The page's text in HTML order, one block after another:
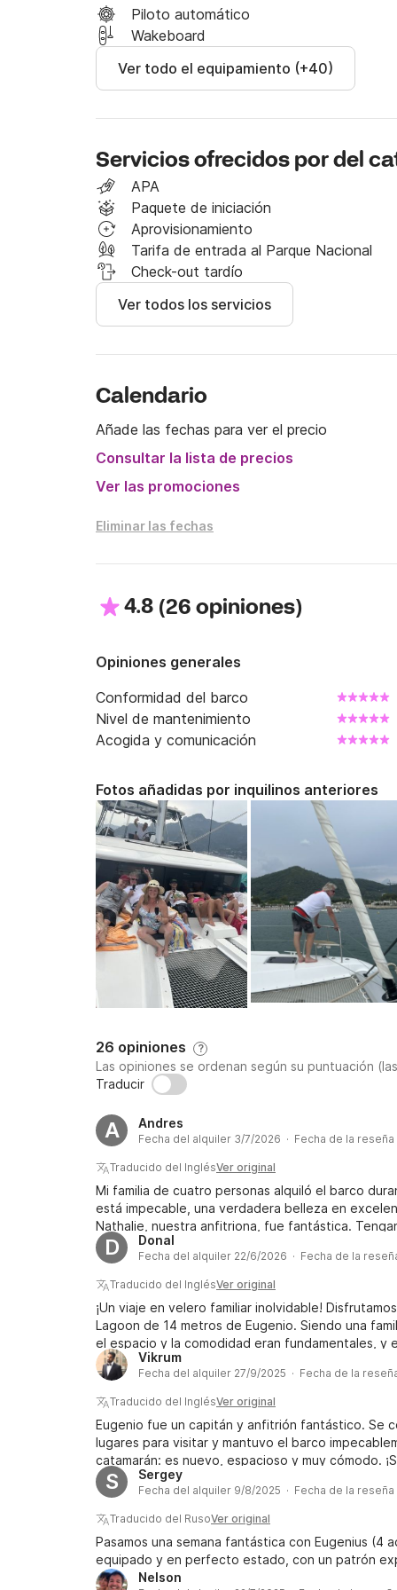
- el costo del combustible
- galera
- limpieza final
inolvidables en compañía de tu familia y
Piloto automático
Wakeboard
Ver todo el equipamiento (+40)
Servicios ofrecidos por del
APA
Paquete de iniciación
Aprovisionamiento
Tarifa de entrada al Parque Nacional
Check-out tardío
Ver todos los servicios
Calendario
Añade las fechas para ver el precio
Consultar la lista de precios
Ver las promociones
Eliminar las fechas
4.8 (26 opiniones)
Opiniones generales
Conformidad del barco
Nivel de mantenimiento
Acogida y comunicación
Fotos añadidas por inquilinos anteriores
26 opiniones ?
Las opiniones se ordenan según su puntuación
Traducir
A Andres
Fecha del alquiler 3/7/2026 · Fecha de la
Traducido del InglésVer original
Mi familia de cuatro personas alquiló el barco
está impecable, una verdadera belleza en
Nathalie, nuestra anfitriona, fue fantástica.
efectivo una vez que suban al barco. Si bien
tener que buscar un cajero automático en cada
en efectivo, terminó cobrándome una tarifa
antes de que terminara nuestro alquiler.
o en un puerto más encantador. Hubo un
contribuido a la urgencia de Eugenio por
subió a bordo y comenzó a trabajar. Esto ocurría
hubiéramos preferido pasar nuestra última noche
D Donal
Fecha del alquiler 22/6/2026 · Fecha de la
Traducido del InglésVer original
¡Un viaje en velero familiar inolvidable!
Lagoon de 14 metros de Eugenio. Siendo una
el espacio y la comodidad eran fundamentales, y
impresionante catamarán en sí, Eugenio fue un
sobre dónde parar y qué hacer, asegurándose
una compañía maravillosa, a la vez que
juntos. No podríamos haber deseado una mejor
Vikrum
Fecha del alquiler 27/9/2025 · Fecha de la
Traducido del InglésVer original
Eugenio fue un capitán y anfitrión fantástico. Se
lugares para visitar y mantuvo el barco
catamarán: es nuevo, espacioso y muy cómodo.
S Sergey
Fecha del alquiler 9/8/2025 · Fecha de la reseña
Traducido del RusoVer original
Pasamos una semana fantástica con Eugenius (4
equipado y en perfecto estado, con un patrón
Nelson